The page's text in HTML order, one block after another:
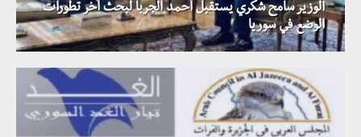
الوزير سامح شكري يستقبل أحمد الجربا لبحث آخر تطورات
الوضع في سوريا